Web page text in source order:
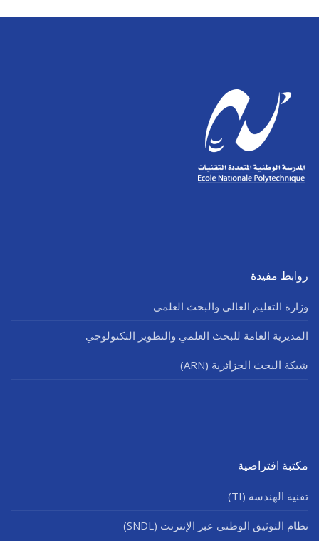
روابط مفيدة
وزارة التعليم العالي والبحث العلمي
المديرية العامة للبحث العلمي والتطوير التكنولوجي
شبكة البحث الجزائرية (ARN)
مكتبة افتراضية
تقنية الهندسة (TI)
نظام التوثيق الوطني عبر الإنترنت (SNDL)